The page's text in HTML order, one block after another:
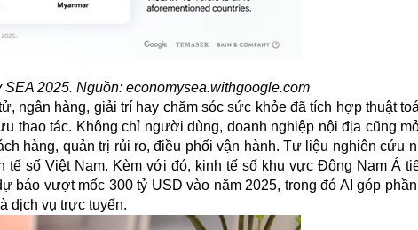
SEA 2025. Nguồn: economysea.withgoogle.com
ngân hàng, giải trí hay chăm sóc sức khỏe đã tích hợp thuật
thao tác. Không chỉ người dùng, doanh nghiệp nội địa cũng
hàng, quản trị rủi ro, điều phối vận hành. Tư liệu nghiên cứu
tế số Việt Nam. Kèm với đó, kinh tế số khu vực Đông Nam Á
vượt mốc 300 tỷ USD vào năm 2025, trong đó AI góp
dịch vụ trực tuyến.